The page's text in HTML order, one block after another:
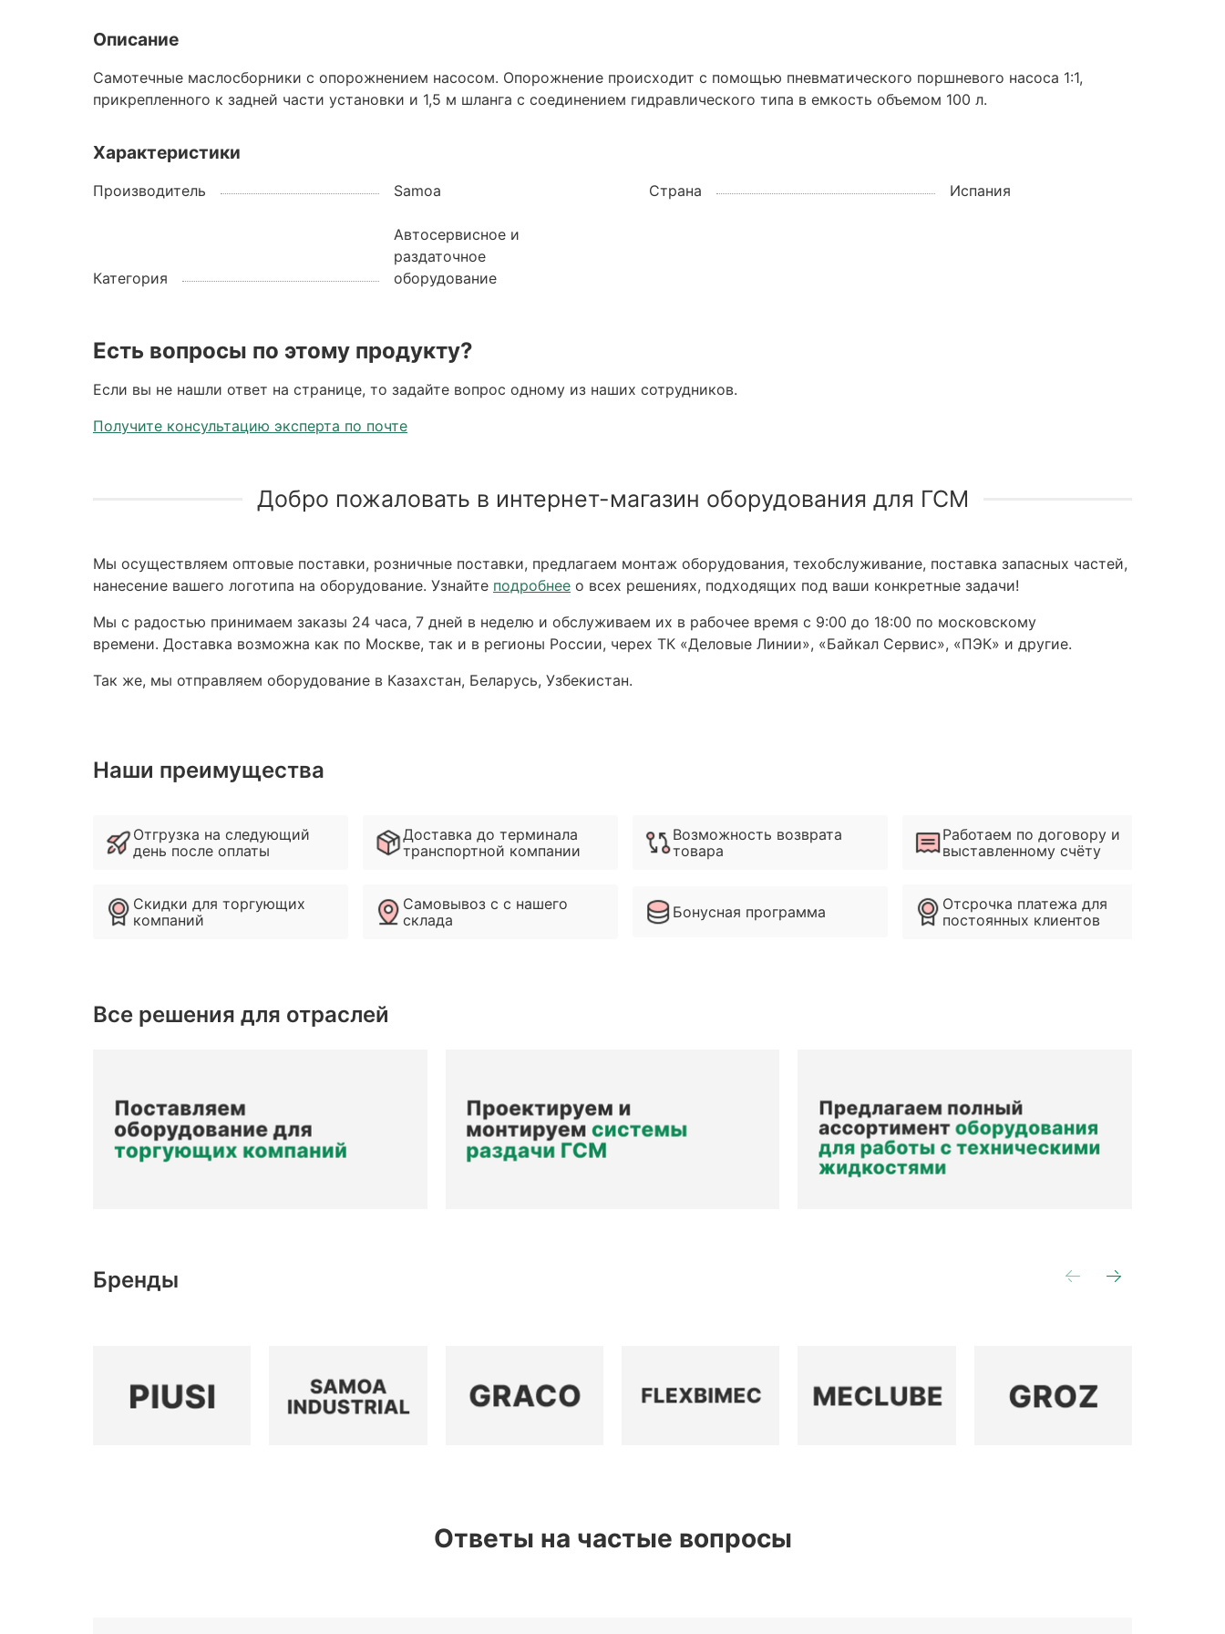
Описание
Самотечные маслосборники с опорожнением насосом. Опорожнение происходит с помощью пневматического поршневого насоса 1:1,
прикрепленного к задней части установки и 1,5 м шланга с соединением гидравлического типа в емкость объемом 100 л.
Характеристики
Производитель Samoa Страна Испания
Категория
Автосервисное и
раздаточное
оборудование
Есть вопросы по этому продукту?
Если вы не нашли ответ на странице, то задайте вопрос одному из наших сотрудников.
Получите консультацию эксперта по почте
Добро пожаловать в интернет-магазин оборудования для ГСМ
Мы осуществляем оптовые поставки, розничные поставки, предлагаем монтаж оборудования, техобслуживание, поставка запасных частей,
нанесение вашего логотипа на оборудование. Узнайте подробнее о всех решениях, подходящих под ваши конкретные задачи!
Мы с радостью принимаем заказы 24 часа, 7 дней в неделю и обслуживаем их в рабочее время с 9:00 до 18:00 по московскому
времени. Доставка возможна как по Москве, так и в регионы России, черех ТК «Деловые Линии», «Байкал Сервис», «ПЭК» и другие.
Так же, мы отправляем оборудование в Казахстан, Беларусь, Узбекистан.
Наши преимущества
Отгрузка на следующий
день после оплаты
Скидки для торгующих
компаний
Доставка до терминала
транспортной компании
Самовывоз с с нашего
склада
Возможность возврата
товара
Бонусная программа
Работаем по договору и
выставленному счёту
Отсрочка платежа для
постоянных клиентов
Все решения для отраслей
Бренды
Ответы на частые вопросы